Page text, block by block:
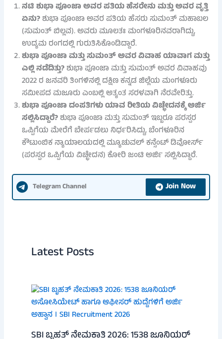
ನಟಿ ಶುಭಾ ಪೂಂಜಾ ಅವರ ಪತಿಯ ಹೆಸರೇನು ಮತ್ತು ಅವರ ವೃತ್ತಿ
ಏನು?ಶುಭಾ ಪೂಂಜಾ ಅವರ ಪತಿಯ ಹೆಸರು ಸುಮಂತ್ ಮಹಾಬಲ
(ಸುಮಂತ್ ಬಿಲ್ಲವ). ಅವರು ಮೂಲತಃ ಮಂಗಳೂರಿನವರಾಗಿದ್ದು,
ಉದ್ಯಮ ರಂಗದಲ್ಲಿ ಗುರುತಿಸಿಕೊಂಡಿದ್ದಾರೆ.
ಶುಭಾ ಪೂಂಜಾ ಮತ್ತು ಸುಮಂತ್ ಅವರ ವಿವಾಹ ಯಾವಾಗ ಮತ್ತು
ಎಲ್ಲಿ ನಡೆದಿತ್ತು?ಶುಭಾ ಪೂಂಜಾ ಮತ್ತು ಸುಮಂತ್ ಅವರ ವಿವಾಹವು
2022 ರ ಜನವರಿ ತಿಂಗಳಿನಲ್ಲಿ ದಕ್ಷಿಣ ಕನ್ನಡ ಜಿಲ್ಲೆಯ ಮಂಗಳೂರು
ಸಮೀಪದ ಮಜೂರು ಎಂಬಲ್ಲಿ ಅತ್ಯಂತ ಸರಳವಾಗಿ ನೆರವೇರಿತ್ತು.
ಶುಭಾ ಪೂಂಜಾ ದಂಪತಿಗಳು ಯಾವ ರೀತಿಯ ವಿಚ್ಛೇದನಕ್ಕೆ ಅರ್ಜಿ
ಸಲ್ಲಿಸಿದ್ದಾರೆ?ಶುಭಾ ಪೂಂಜಾ ಮತ್ತು ಸುಮಂತ್ ಇಬ್ಬರೂ ಪರಸ್ಪರ
ಒಪ್ಪಿಗೆಯ ಮೇರೆಗೆ ಬೇರ್ಪಡಲು ನಿರ್ಧರಿಸಿದ್ದು, ಬೆಂಗಳೂರಿನ
ಕೌಟುಂಬಿಕ ನ್ಯಾಯಾಲಯದಲ್ಲಿ ಮ್ಯೂಚುವಲ್ ಕನ್ಸೆಂಟ್ ಡಿವೋರ್ಸ್
(ಪರಸ್ಪರ ಒಪ್ಪಿಗೆಯ ವಿಚ್ಛೇದನ) ಕೋರಿ ಜಂಟಿ ಅರ್ಜಿ ಸಲ್ಲಿಸಿದ್ದಾರೆ.
Telegram Channel Join Now
Latest Posts
SBI ಬೃಹತ್ ನೇಮಕಾತಿ 2026: 1538 ಜೂನಿಯರ್